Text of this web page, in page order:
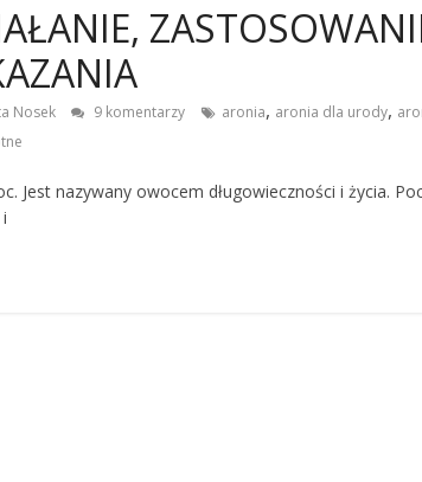
Nosek 9 komentarzy aronia, aronia dla urody,
Jest nazywany owocem długowieczności i życia.